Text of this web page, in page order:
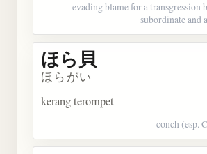
evading blame for a transgression
subordinate and
ほら貝
ほらがい
kerang terompet
conch (esp.